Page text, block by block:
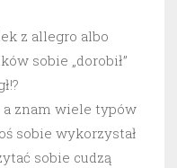
z allegro albo
sobie „dorobił”
znam wiele typów
sobie wykorzystał
sobie cudzą